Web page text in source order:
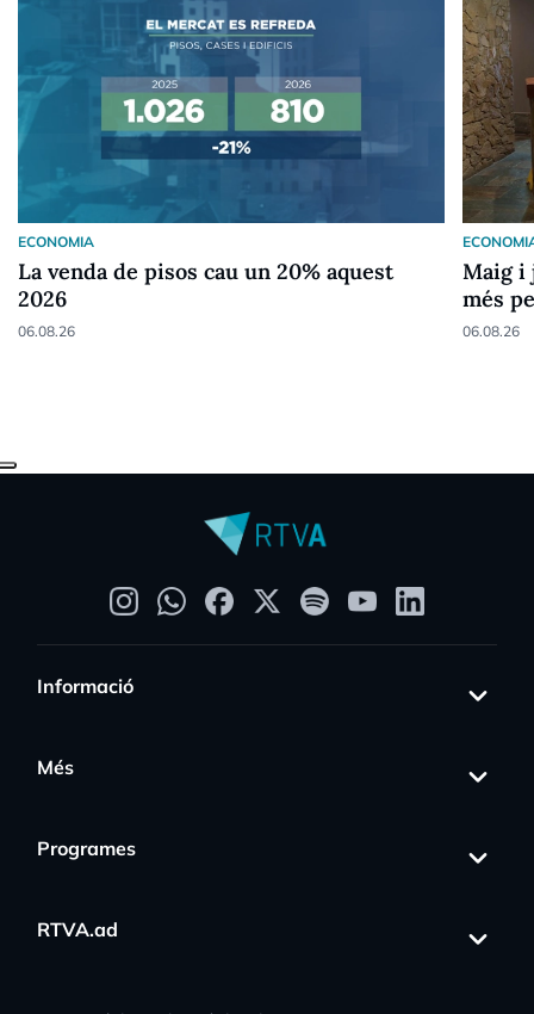
ECONOMIA
La venda de pisos cau un 20% aquest
2026
06.08.26
Maig i
més
06.08.26
Informació
Més
Programes
RTVA.ad